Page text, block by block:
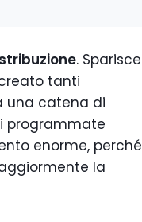
. Sparisce
tanti
una catena di
programmate
enorme, perché
la